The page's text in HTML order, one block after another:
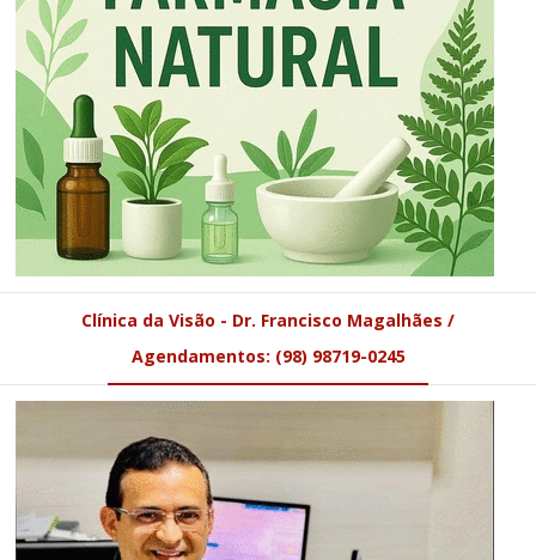
Clínica da Visão - Dr. Francisco Magalhães /
Agendamentos: (98) 98719-0245